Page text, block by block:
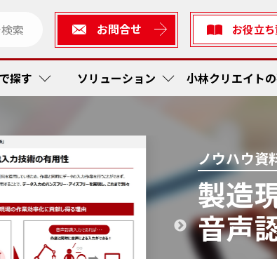
お問合せ お役立
探す
短縮・社内在庫品低減
ミス防止
ソリューション
ューション
ディアソリューション
着・出発管理システム
小林クリエイト
ム短縮
ノウハウ資
製造
音声